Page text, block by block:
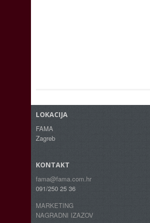
LOKACIJA
FAMA
Zagreb
KONTAKT
fama@fama.com.hr
091/250 25 36
MARKETING
NAGRADNI IZAZOV